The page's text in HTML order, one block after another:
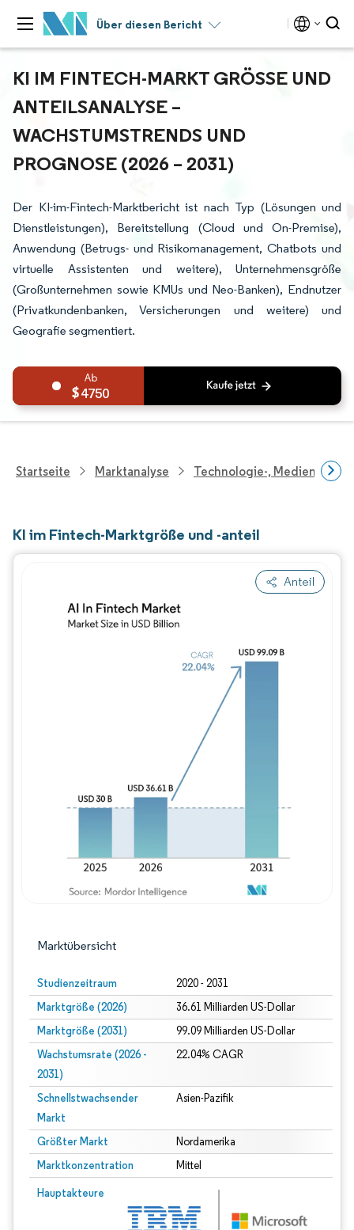
Über diesen Bericht
KI IM FINTECH-MARKT GRÖSSE UND A
NTEILSANALYSE – W
ACHSTUMSTRENDS UND P
ROGNOSE (2026 – 2031)
Der KI-im-Fintech-Marktbericht ist nach Typ (Lösungen und
Dienstleistungen), Bereitstellung (Cloud und On-Premise),
Anwendung (Betrugs- und Risikomanagement, Chatbots und
virtuelle Assistenten und weitere), Unternehmensgröße
(Großunternehmen sowie KMUs und Neo-Banken), Endnutzer
(Privatkundenbanken, Versicherungen und weitere) und
Geografie segmentiert.
4750
Startseite Marktanalyse Technologie-, Medien- Und
KI im Fintech-Marktgröße und -anteil
Anteil
Marktübersicht
Studienzeitraum 2020 - 2031
Marktgröße (2026) 36.61 Milliarden US-Dollar
Marktgröße (2031) 99.09 Milliarden US-Dollar
Wachstumsrate (2026 -
2031)
22.04% CAGR
Schnellstwachsender
Markt
Asien-Pazifik
Größter Markt Nordamerika
Marktkonzentration Mittel
Hauptakteure
Bild © Mordor Intelligence. Wiederverwendung erfordert Namensnennung
Bild © Mordor Intelligence.